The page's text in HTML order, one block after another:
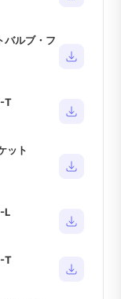
バルブ・フ
T
ット
L
T